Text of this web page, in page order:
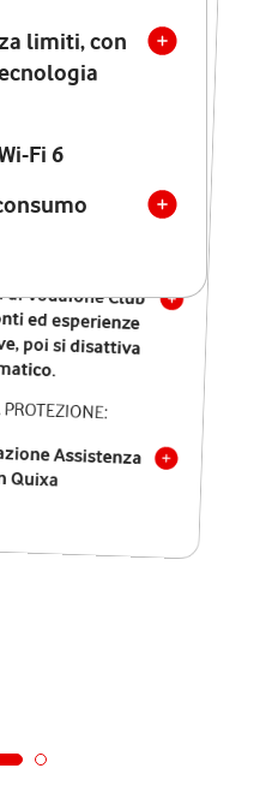
limiti, con
Fi 6
senza limiti, con
tecnologia
con Wi-Fi 7
illimitate verso
fissi e mobili
di Vodafone Club
ed esperienze
poi si disattiva
Assistenza
Quixa